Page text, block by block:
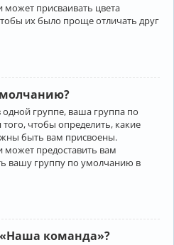
присваивать цвета
их было проще отличать друг
одной группе, ваша группа по
чтобы определить, какие
быть вам присвоены.
предоставить вам
вашу группу по умолчанию в
команда»?